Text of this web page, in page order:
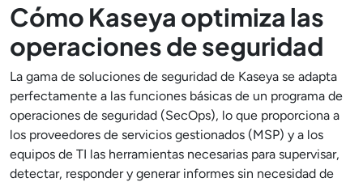
Cómo Kaseya optimiza las
operaciones de seguridad
La gama de soluciones de seguridad de Kaseya se adapta
perfectamente a las funciones básicas de un programa de
operaciones de seguridad (SecOps), lo que proporciona a
los proveedores de servicios gestionados (MSP) y a los
equipos de TI las herramientas necesarias para supervisar,
detectar, responder y generar informes sin necesidad de